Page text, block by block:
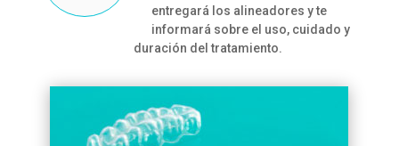
entregará los alineadores y te
informará sobre el uso, cuidado y
duración del tratamiento.